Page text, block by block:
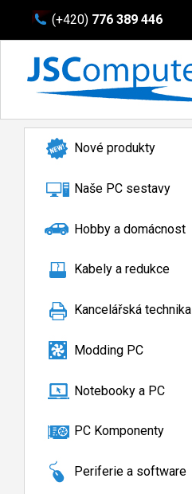
(+420) 776 389 446
Nové produkty
Naše PC sestavy
Hobby a domácnost
Kabely a redukce
Kancelářská technika
Modding PC
Notebooky a PC
PC Komponenty
Periferie a software